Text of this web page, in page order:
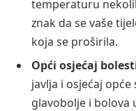
temperaturu
znak da se vaše
koja se proširila.
Opći osjećaj
javlja i osjećaj
glavobolje i bolova